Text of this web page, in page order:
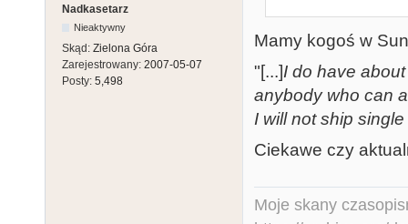
Nadkasetarz
Nieaktywny
Skąd: Zielona Góra
Zarejestrowany: 2007-05-07
Posty: 5,498
Mamy kogoś w
"[...]I do have
anybody who can
I will not ship
Ciekawe czy
Moje skany